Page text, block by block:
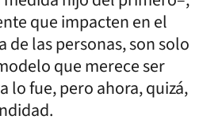
que impacten en el
de las personas, son solo
que merece ser
lo fue, pero ahora, quizá,